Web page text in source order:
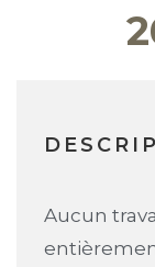
Aucun